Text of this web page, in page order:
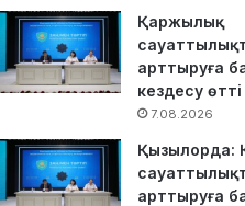
Қаржылық
арттыруға
кездесу өтті
7.08.2026
Қызылорда:
арттыруға